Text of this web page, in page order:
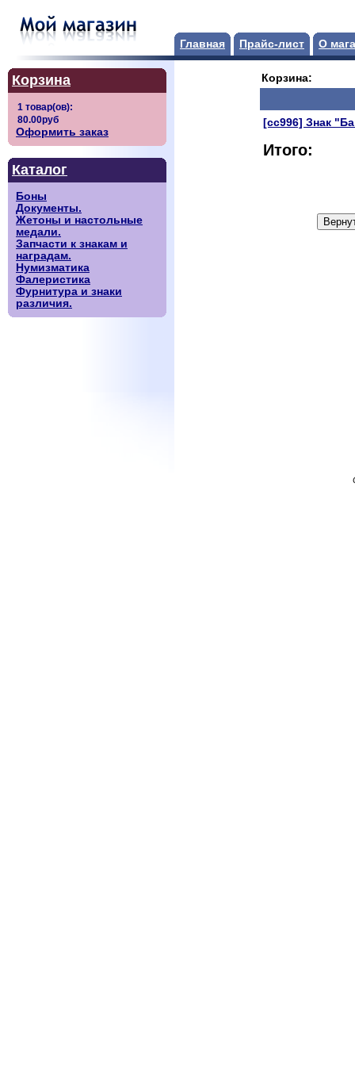
Главная Прайс-лист О
Корзина
Оформить заказ
Каталог
Боны
Документы.
Жетоны и настольные
медали.
Запчасти к знакам и
наградам.
Нумизматика
Фалеристика
Фурнитура и знаки
различия.
Корзина:
[сс996] Знак
Итого: